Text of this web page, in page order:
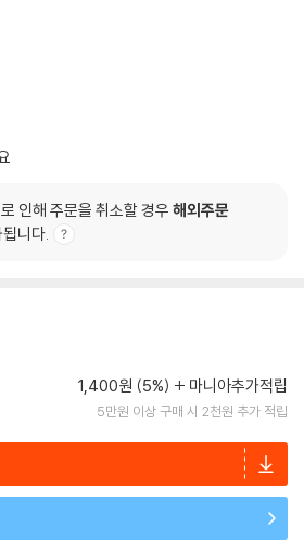
인해 주문을 취소할 경우 해외주문
니다.
1,400원 (5%) 마니아추가적립
5만원 이상 구매 시 2천원 추가 적립